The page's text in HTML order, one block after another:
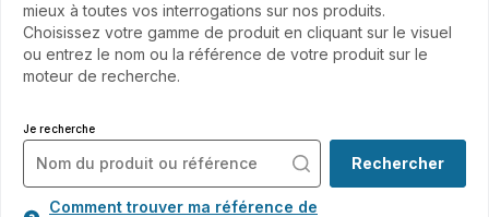
mieux à toutes vos interrogations sur nos produits.
Choisissez votre gamme de produit en cliquant sur le visuel
ou entrez le nom ou la référence de votre produit sur le
moteur de recherche.
Je recherche
Comment trouver ma référence de
Rechercher